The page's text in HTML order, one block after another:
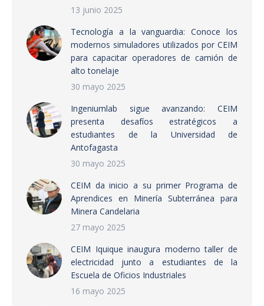
13 junio 2025
Tecnología a la vanguardia: Conoce los
modernos simuladores utilizados por CEIM
para capacitar operadores de camión de
alto tonelaje
30 mayo 2025
Ingeniumlab sigue avanzando: CEIM
presenta desafíos estratégicos a
estudiantes de la Universidad de
Antofagasta
30 mayo 2025
CEIM da inicio a su primer Programa de
Aprendices en Minería Subterránea para
Minera Candelaria
27 mayo 2025
CEIM Iquique inaugura moderno taller de
electricidad junto a estudiantes de la
Escuela de Oficios Industriales
16 mayo 2025